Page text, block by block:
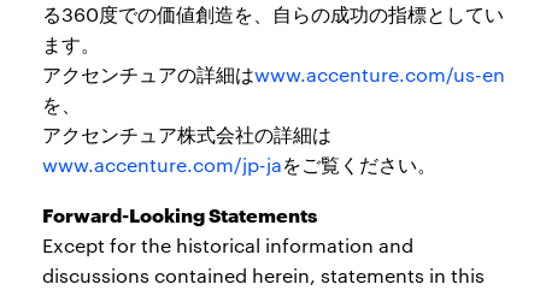
る360度での価値創造を、自らの成功の指標としてい
ます。
アクセンチュアの詳細はwww.accenture.com/us-en
を、
アクセンチュア株式会社の詳細は
www.accenture.com/jp-jaをご覧ください。
Forward-Looking Statements
Except for the historical information and
discussions contained herein, statements in this